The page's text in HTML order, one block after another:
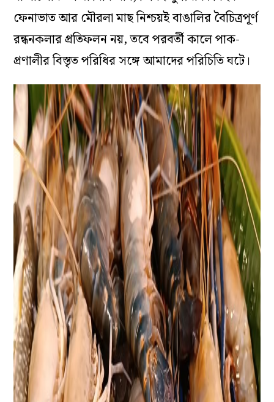
ফেনাভাত আর মৌরলা মাছ নিশ্চয়ই বাঙালির বৈচিত্রপূর্ণ
রন্ধনকলার প্রতিফলন নয়, তবে পরবর্তী কালে পাক-
প্রণালীর বিস্তৃত পরিধির সঙ্গে আমাদের পরিচিতি ঘটে।